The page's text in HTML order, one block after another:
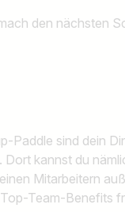
den nächsten
Paddle sind dein
Dort kannst du
Mitarbeitern
Team-Benefits